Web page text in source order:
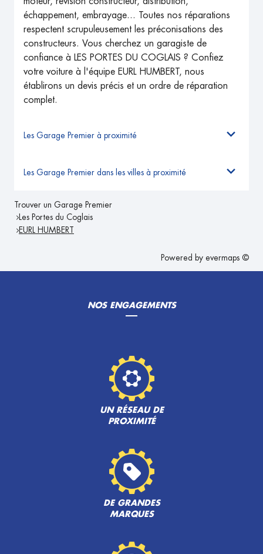
échappement, embrayage... Toutes nos réparations
respectent scrupuleusement les préconisations des
constructeurs. Vous cherchez un garagiste de
confiance à LES PORTES DU COGLAIS ? Confiez
votre voiture à l'équipe EURL HUMBERT, nous
établirons un devis précis et un ordre de réparation
complet.
Les Garage Premier à proximité
Les Garage Premier dans les villes à proximité
Trouver un Garage Premier
Les Portes du Coglais
EURL HUMBERT
Powered by evermaps ©
NOS ENGAGEMENTS
UN RÉSEAU DE
PROXIMITÉ
DE GRANDES
MARQUES